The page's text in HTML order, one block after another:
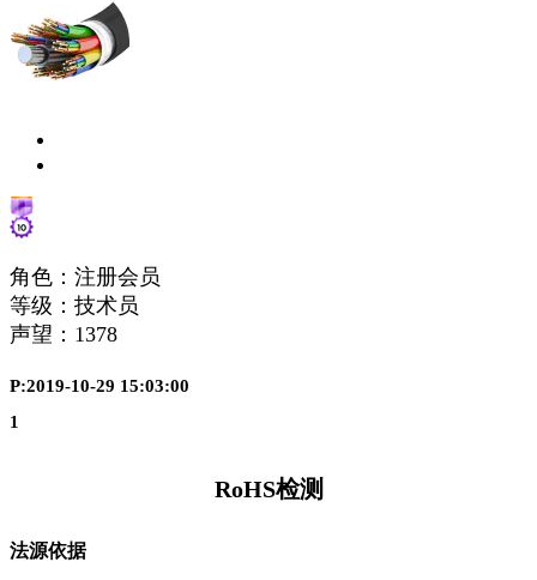
角色：注册会员
等级：技术员
声望： 1378
P:2019-10-29 15:03:00
1
RoHS检测
法源依据